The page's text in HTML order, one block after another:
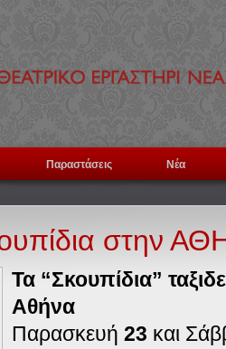
Παραστάσεις Νέα
στην
Τα “Σκουπίδια”
Αθήνα
Παρασκευή 23 και